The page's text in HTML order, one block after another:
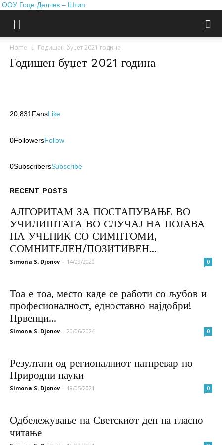
ООУ Гоце Делчев – Штип
Home Годишен буџет 2021 година
Годишен буџет 2021 година
20,831 FansLike
0FollowersFollow
0SubscribersSubscribe
RECENT POSTS
АЛГОРИТАМ ЗА ПОСТАПУВАЊЕ ВО
УЧИЛИШТАТА ВО СЛУЧАЈ НА ПОЈАВА
НА УЧЕНИК СО СИМПТОМИ,
СОМНИТЕЛЕН/ПОЗИТИВЕН...
Simona S. Djonov - 14/09/2020 0
Тоа е тоа, место каде се работи со љубов и
професионалност, едноставно најдобри!
Првенци...
Simona S. Djonov - 20/06/2024 0
Резултати од регионалниот натпревар по
Природни науки
Simona S. Djonov - 18/05/2021 0
Одбележување на Светскиот ден на гласно
читање